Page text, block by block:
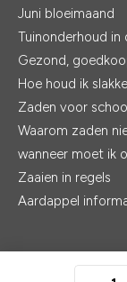
Juni bloeimaand
Tuinonderhoud in
Gezond,
Hoe houd ik
Zaden voor
Waarom zaden
wanneer moet ik
Zaaien in regels
Aardappel
© 2026 - De